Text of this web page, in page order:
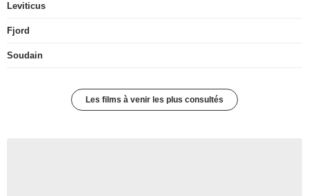
Leviticus
Fjord
Soudain
Les films à venir les plus consultés